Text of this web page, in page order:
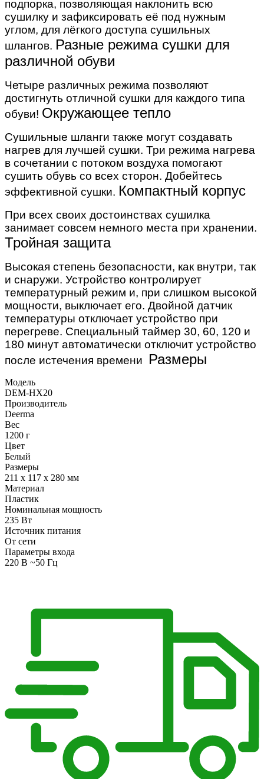
подпорка, позволяющая наклонить всю
сушилку и зафиксировать её под нужным
углом, для лёгкого доступа сушильных
шлангов. Разные режима сушки для
различной обуви
Четыре различных режима позволяют
достигнуть отличной сушки для каждого типа
обуви! Окружающее тепло
Сушильные шланги также могут создавать
нагрев для лучшей сушки. Три режима нагрева
в сочетании с потоком воздуха помогают
сушить обувь со всех сторон. Добейтесь
эффективной сушки. Компактный корпус
При всех своих достоинствах сушилка
занимает совсем немного места при хранении.
Тройная защита
Высокая степень безопасности, как внутри, так
и снаружи. Устройство контролирует
температурный режим и, при слишком высокой
мощности, выключает его. Двойной датчик
температуры отключает устройство при
перегреве. Специальный таймер 30, 60, 120 и
180 минут автоматически отключит устройство
после истечения времени
Размеры
Модель
DEM-HX20
Производитель
Deerma
Вес
1200 г
Цвет
Белый
Размеры
211 х 117 х 280 мм
Материал
Пластик
Номинальная мощность
235 Вт
Источник питания
От сети
Параметры входа
220 В ~50 Гц